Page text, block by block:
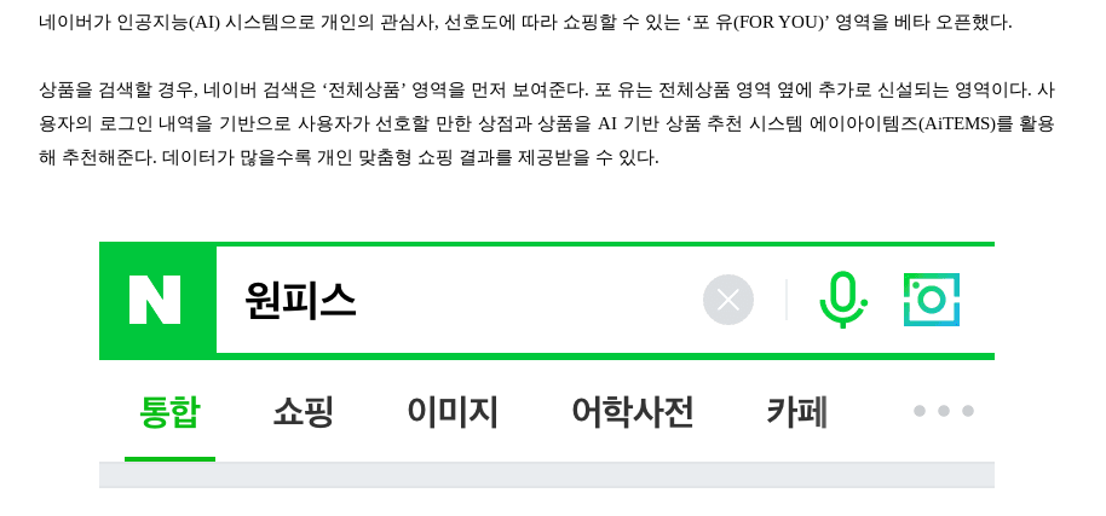
네이버가 인공지능(AI) 시스템으로 개인의 관심사, 선호도에 따라 쇼핑할 수 있는 ‘포 유(FOR YOU)’ 영역을 베타 오픈했다.
상품을 검색할 경우, 네이버 검색은 ‘전체상품’ 영역을 먼저 보여준다. 포 유는 전체상품 영역 옆에 추가로 신설되는 영역이다. 사
용자의 로그인 내역을 기반으로 사용자가 선호할 만한 상점과 상품을 AI 기반 상품 추천 시스템 에이아이템즈(AiTEMS)를 활용
해 추천해준다. 데이터가 많을수록 개인 맞춤형 쇼핑 결과를 제공받을 수 있다.